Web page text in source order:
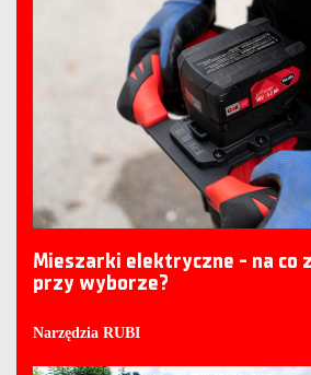
Mieszarki elektryczne - na co
przy wyborze?
Narzędzia RUBI